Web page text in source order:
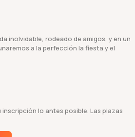
inolvidable, rodeado de amigos, y en un
a la perfección la fiesta y el
lo antes posible. Las plazas